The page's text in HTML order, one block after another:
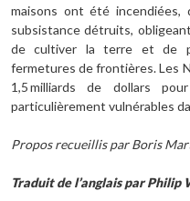
maisons ont été
subsistance détruits,
de cultiver la terre et de
fermetures de frontières. Les
1,5 milliards de dollars
particulièrement vulnérables
Propos recueillis par Boris
Traduit de l’anglais par Philip